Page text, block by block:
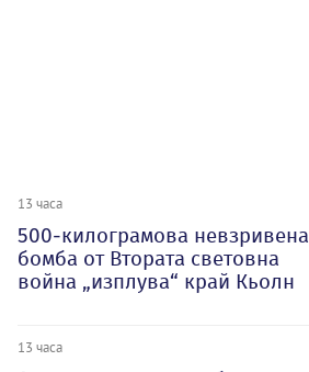
13 часа
500-килограмова невзривена
бомба от Втората световна
война „изплува“ край Кьолн
13 часа